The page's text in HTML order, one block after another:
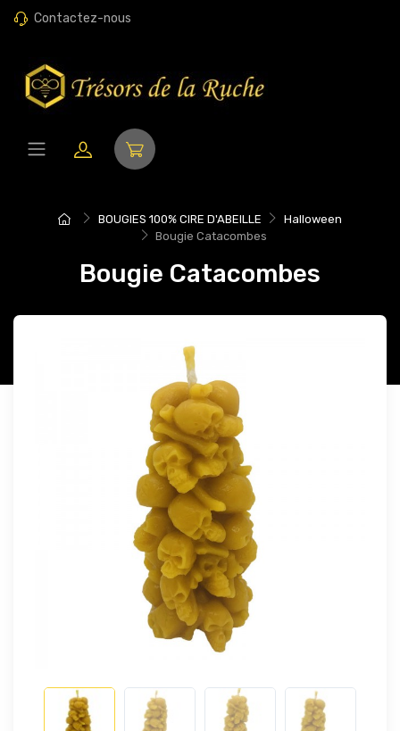
Contactez-nous
BOUGIES 100% CIRE D'ABEILLE
Halloween
Bougie Catacombes
Bougie Catacombes